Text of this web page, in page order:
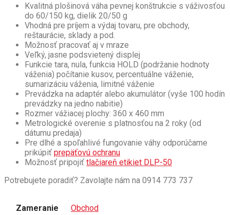
Kvalitná plošinová váha pevnej konštrukcie s váživosťou
do 60/150 kg, dielik 20/50 g
Vhodná pre príjem a výdaj tovaru, pre obchody,
reštaurácie, sklady a pod.
Možnosť pracovať aj v mraze
Veľký, jasne podsvietený displej
Funkcie tara, nula, funkcia HOLD (podržanie hodnoty
váženia) počítanie kusov, percentuálne váženie,
sumarizáciu váženia, limitné váženie
Prevádzka na adaptér alebo akumulátor (vyše 100 hodín
prevádzky na jedno nabitie)
Rozmer vážiacej plochy: 360 x 460 mm
Metrologické overenie s platnosťou na 2 roky (od
dátumu predaja)
Pre dlhé a spoľahlivé fungovanie váhy odporúčame
prikúpiť prepäťovú ochranu
Možnosť pripojiť tlačiareň etikiet DLP-50
Potrebujete poradiť? Zavolajte nám na 0914 773 737
Zameranie Obchod